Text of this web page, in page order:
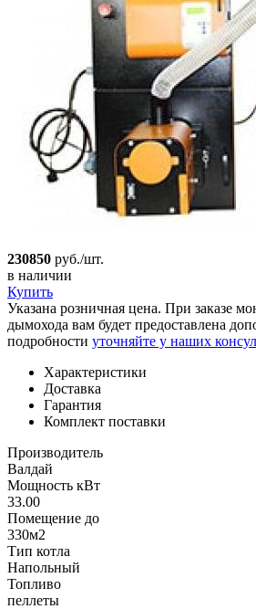
230850 руб./шт.
в наличии
Купить
Указана розничная цена. При заказе
дымохода вам будет предоставлена
подробности уточняйте у наших
Характеристики
Доставка
Гарантия
Комплект поставки
Производитель
Валдай
Мощность кВт
33.00
Помещение до
330м2
Тип котла
Напольный
Топливо
пеллеты